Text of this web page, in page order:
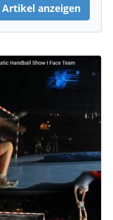
Artikel anzeigen